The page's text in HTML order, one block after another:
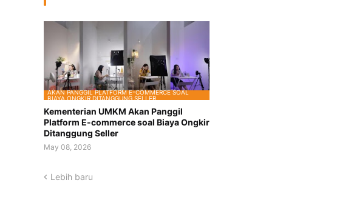
AKAN PANGGIL PLATFORM E-COMMERCE SOAL
BIAYA ONGKIR DITANGGUNG SELLER
Kementerian UMKM Akan Panggil
Platform E-commerce soal Biaya Ongkir
Ditanggung Seller
May 08, 2026
Lebih baru